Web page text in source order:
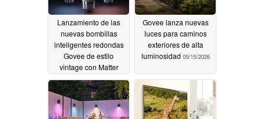
Lanzamiento de las
nuevas bombillas
inteligentes redondas
Govee de estilo
vintage con Matter
05/15/2026
Govee lanza nuevas
luces para caminos
exteriores de alta
luminosidad 05/15/2026